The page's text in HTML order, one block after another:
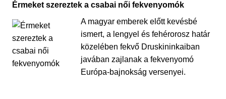
Érmeket szereztek a csabai női fekvenyomók
A magyar emberek előtt kevésbé
ismert, a lengyel és fehérorosz határ
közelében fekvő Druskininkaiban
javában zajlanak a fekvenyomó
Európa-bajnokság versenyei.